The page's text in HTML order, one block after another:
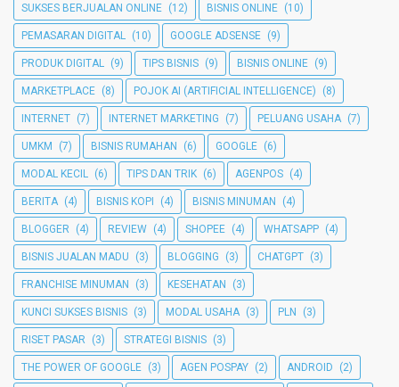
SUKSES BERJUALAN ONLINE (12) BISNIS ONLINE (10)
PEMASARAN DIGITAL (10) GOOGLE ADSENSE (9)
PRODUK DIGITAL (9) TIPS BISNIS (9) BISNIS ONLINE (9)
MARKETPLACE (8) POJOK AI (ARTIFICIAL INTELLIGENCE) (8)
INTERNET (7) INTERNET MARKETING (7) PELUANG USAHA (7)
UMKM (7) BISNIS RUMAHAN (6) GOOGLE (6)
MODAL KECIL (6) TIPS DAN TRIK (6) AGENPOS (4)
BERITA (4) BISNIS KOPI (4) BISNIS MINUMAN (4)
BLOGGER (4) REVIEW (4) SHOPEE (4) WHATSAPP (4)
BISNIS JUALAN MADU (3) BLOGGING (3) CHATGPT (3)
FRANCHISE MINUMAN (3) KESEHATAN (3)
KUNCI SUKSES BISNIS (3) MODAL USAHA (3) PLN (3)
RISET PASAR (3) STRATEGI BISNIS (3)
THE POWER OF GOOGLE (3) AGEN POSPAY (2) ANDROID (2)